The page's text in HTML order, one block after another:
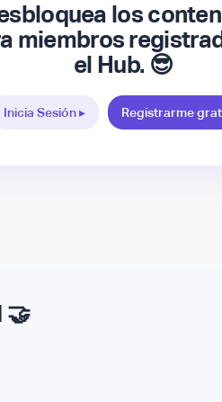
los
miembros
el Hub. 😎
Inicia Sesión ▸ Registrarme
🤝